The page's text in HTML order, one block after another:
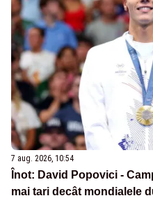
7 aug. 2026, 10:54
Înot: David Popovici -
mai tari decât mondialele